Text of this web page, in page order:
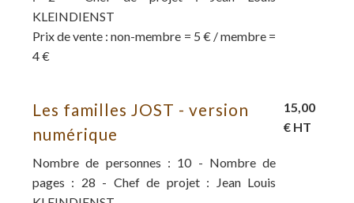
KLEINDIENST
Prix de vente : non-membre = 5 € / membre =
4 €
Les familles JOST - version
numérique
Nombre de personnes : 10 - Nombre de
pages : 28 - Chef de projet : Jean Louis
15,00
€ HT